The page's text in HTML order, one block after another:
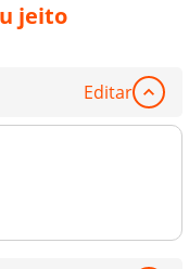
jeito
Editar